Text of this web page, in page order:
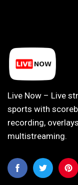
Live Now – Live
sports with
recording,
multistreaming.